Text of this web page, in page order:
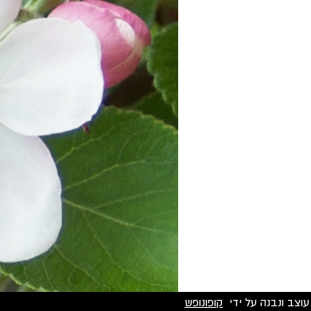
עוצב ונבנה על ידי קופונופש